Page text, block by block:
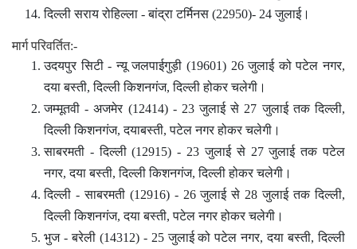
दिल्ली सराय रोहिल्ला - बांद्रा टर्मिनस (22950)- 24 जुलाई।
मार्ग परिवर्तित:-
उदयपुर सिटी - न्यू जलपाईगुड़ी (19601) 26 जुलाई को पटेल नगर,
दया बस्ती, दिल्ली किशनगंज, दिल्ली होकर चलेगी।
जम्मूतवी - अजमेर (12414) - 23 जुलाई से 27 जुलाई तक दिल्ली,
दिल्ली किशनगंज, दयाबस्ती, पटेल नगर होकर चलेगी।
साबरमती - दिल्ली (12915) - 23 जुलाई से 27 जुलाई तक पटेल
नगर, दया बस्ती, दिल्ली किशनगंज, दिल्ली होकर चलेगी।
दिल्ली - साबरमती (12916) - 26 जुलाई से 28 जुलाई तक दिल्ली,
दिल्ली किशनगंज, दया बस्ती, पटेल नगर होकर चलेगी।
भुज - बरेली (14312) - 25 जुलाई को पटेल नगर, दया बस्ती, दिल्ली